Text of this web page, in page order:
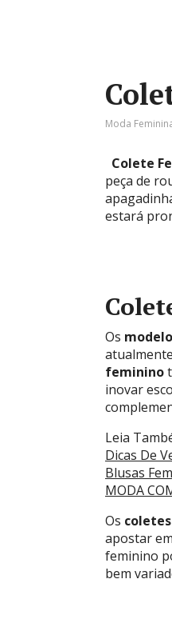
Moda
Colete
peça de
estará
Os
feminino
inovar
Leia
Dicas De
Blusas
MODA
Os coletes
apostar
feminino
bem